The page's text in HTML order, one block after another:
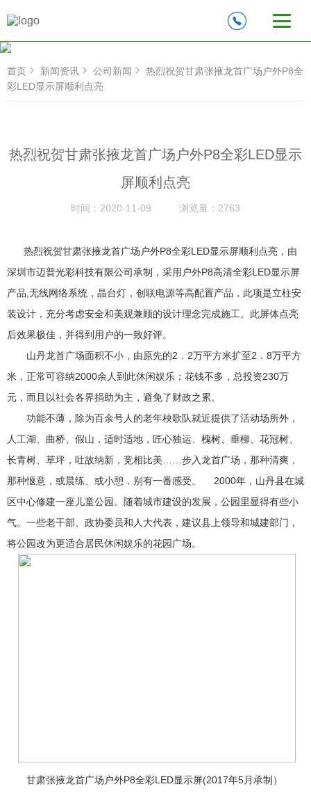
首页 新闻资讯 公司新闻
热烈祝贺甘肃张掖龙首广场户外P8全
彩LED显示屏‍顺利点亮
热烈祝贺甘肃张掖龙首广场户外P8全彩LED显示
屏‍顺利点亮
时间： 2020-11-09 浏览量： 2763
热烈祝贺甘肃张掖龙首广场户外P8全彩LED显示屏‍顺利点亮，由
深圳市迈普光彩科技有限公司承制，采用户外P8高清全彩LED显示屏
产品,无线网络系统，晶台灯，创联电源等高配置产品，此项是立柱安
装设计，充分考虑安全和美观兼顾的设计理念完成施工。此屏体点亮
后效果极佳，并得到用户的一致好评。
山丹龙首广场面积不小，由原先的2．2万平方米扩至2．8万平方
米，正常可容纳2000余人到此休闲娱乐；花钱不多，总投资230万
元，而且以社会各界捐助为主，避免了财政之累。
功能不薄，除为百余号人的老年秧歌队就近提供了活动场所外，
人工湖、曲桥、假山，适时适地，匠心独运、槐树、垂柳、花冠树、
长青树、草坪，吐故纳新，竞相比美……步入龙首广场，那种清爽，
那种惬意，或晨练、或小憩，别有一番感受。 2000年，山丹县在城
区中心修建一座儿童公园。随着城市建设的发展，公园里显得有些小
气。一些老干部、政协委员和人大代表，建议县上领导和城建部门，
将公园改为更适合居民休闲娱乐的花园广场。
甘肃张掖龙首广场户外P8全彩LED显示屏(2017年5月承制）